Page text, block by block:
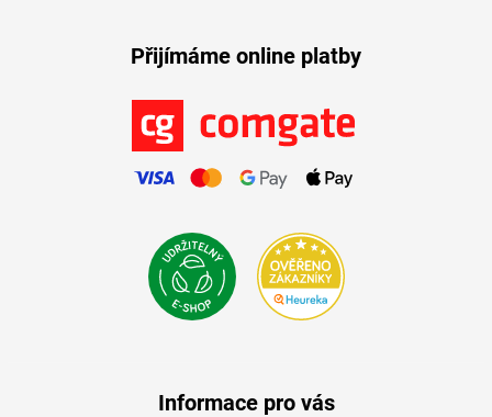
Přijímáme online platby
Informace pro vás